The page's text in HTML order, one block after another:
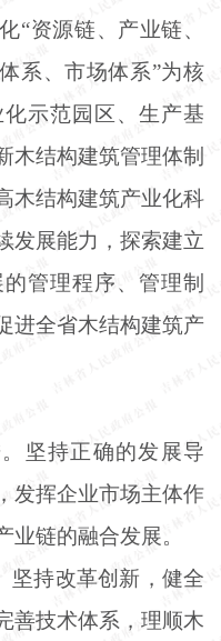
“资源链、产业链、
系、市场体系”为核
示范园区、生产基
木结构建筑管理体制
木结构建筑产业化科
发展能力，探索建立
管理程序、管理制
进全省木结构建筑产
坚持正确的发展导
发挥企业市场主体作
业链的融合发展。
坚持改革创新，健全
善技术体系，理顺木